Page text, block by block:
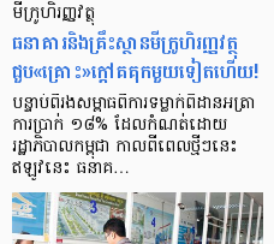
មីក្រូ​ហិរញ្ញវត្ថុ
ធនាគារ​និង​គ្រឹះស្ថាន​មីក្រូ​ហិរញ្ញវត្ថុ​
ជួប«គ្រោះ»ក្តៅ​គគុក​មួយ​ទៀត​ហើយ!
បន្ទាប់​ពី​រង​សម្ពាធ​​ពី​ការ​ទម្លាក់​ពិដាន​អត្រា​
ការ​ប្រាក់ ១៨​% ដែល​កំណត់​ដោយ​
រដ្ឋាភិបាល​កម្ពុជា កាល​ពី​ពេល​ថ្មីៗ​នេះ
ឥឡូវ​នេះ ធនាគ…